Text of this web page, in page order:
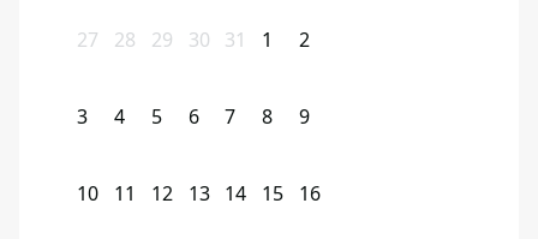
27 28 29 30 31 1 2
3 4 5 6 7 8 9
10 11 12 13 14 15 16